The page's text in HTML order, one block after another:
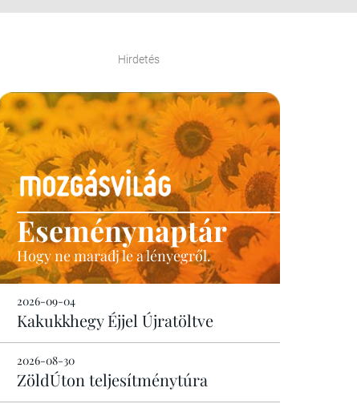
Hirdetés
Eseménynaptár
Hogy ne maradj le a lényegről.
2026-09-04
Kakukkhegy Éjjel Újratöltve
2026-08-30
ZöldÚton teljesítménytúra